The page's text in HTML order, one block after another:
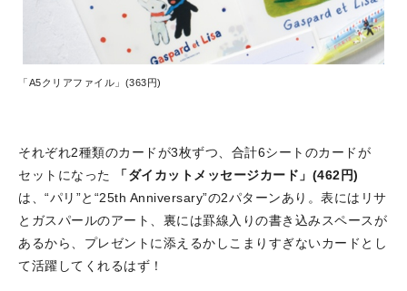
「A5クリアファイル」(363円)
それぞれ2種類のカードが3枚ずつ、合計6シートのカードが
セットになった
「ダイカットメッセージカード」(462円)
は、“パリ”と“25th Anniversary”の2パターンあり。表にはリサ
とガスパールのアート、裏には罫線入りの書き込みスペースが
あるから、プレゼントに添えるかしこまりすぎないカードとし
て活躍してくれるはず！